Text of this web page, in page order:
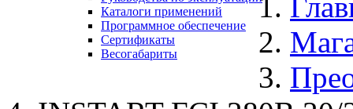
Каталоги применений
Программное обеспечение
Сертификаты
Весогабариты